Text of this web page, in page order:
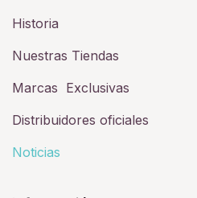
Historia​
Nuestras Tiendas
Marcas Exclusivas
Distribuidores oficiales
Noticias